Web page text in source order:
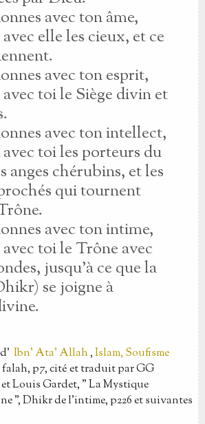
avec ton âme,
elle les cieux, et ce
avec ton esprit,
toi le Siège divin et
avec ton intellect,
toi les porteurs du
anges chérubins, et les
qui tournent
avec ton intime,
toi le Trône avec
jusqu'à ce que la
se joigne à
d' Ibn' Ata' Allah,Islam, Soufisme
p7, cité et traduit par GG
Louis Gardet, " La Mystique
", Dhikr de l'intime, p226 et suivantes